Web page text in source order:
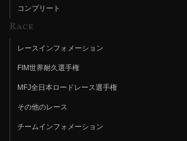
コンプリート
Race
レースインフォメーション
FIM世界耐久選手権
MFJ全日本ロードレース選手権
その他のレース
チームインフォメーション